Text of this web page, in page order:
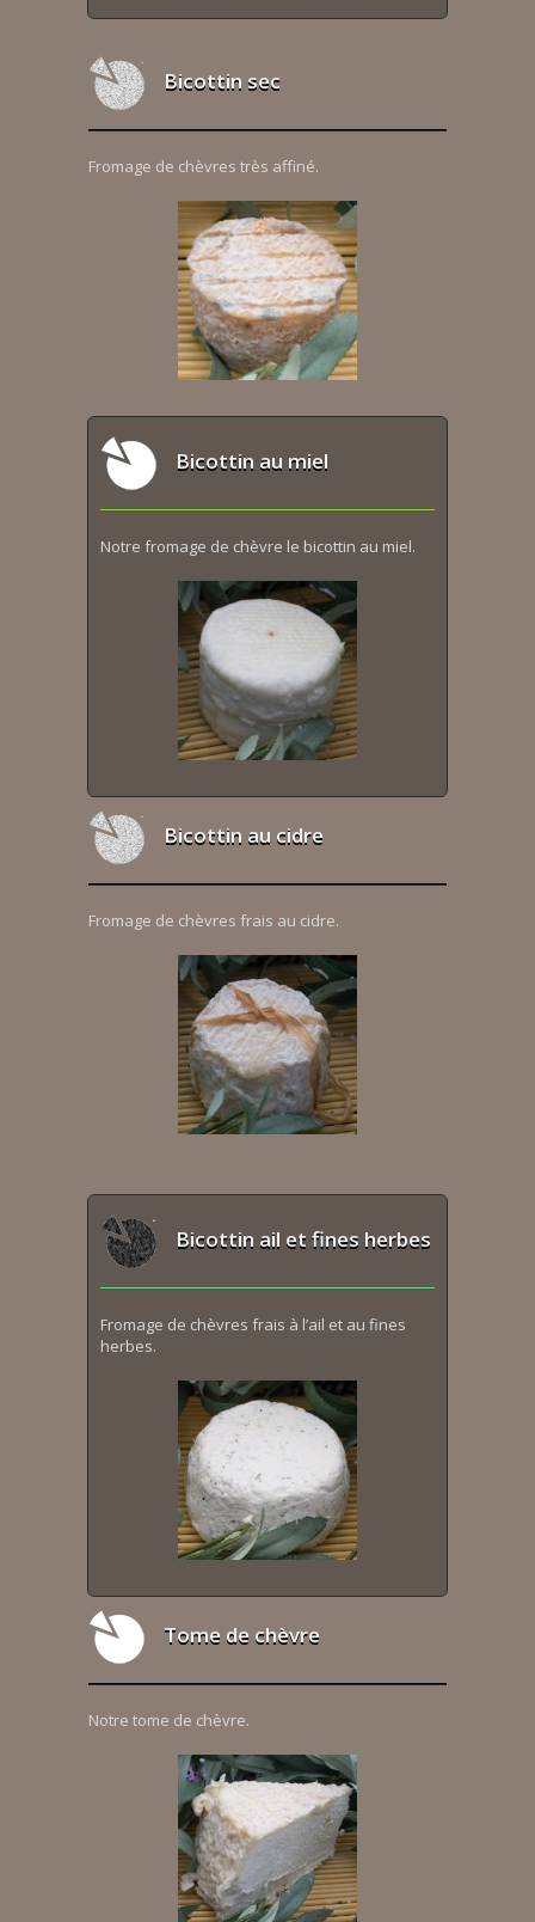
Bicottin sec
Fromage de chèvres très affiné.
Bicottin au miel
Notre fromage de chèvre le bicottin au miel.
Bicottin au cidre
Fromage de chèvres frais au cidre.
Bicottin ail et fines herbes
Fromage de chèvres frais à l’ail et au fines
herbes.
Tome de chèvre
Notre tome de chèvre.